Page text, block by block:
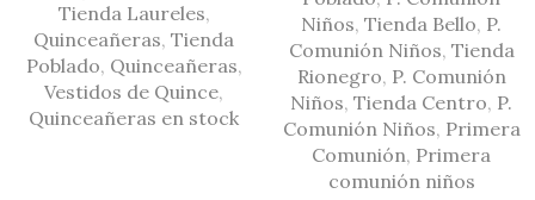
Tienda Laureles,
Quinceañeras, Tienda
Poblado, Quinceañeras,
Vestidos de Quince,
Quinceañeras en stock
Niños, Tienda Bello, P.
Comunión Niños, Tienda
Rionegro, P. Comunión
Niños, Tienda Centro, P.
Comunión Niños, Primera
Comunión, Primera
comunión niños